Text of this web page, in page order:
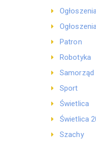
Patron
Robotyka
Samorząd
Sport
Świetlica
Świetlica
Szachy